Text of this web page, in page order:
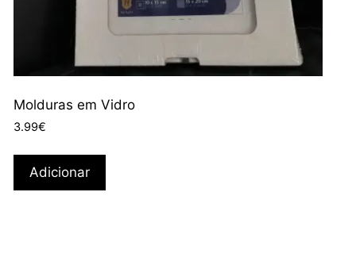
Molduras em Vidro
3.99€
Adicionar